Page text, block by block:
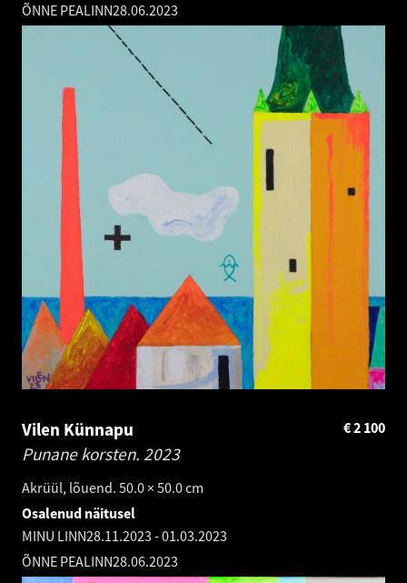
ÕNNE PEALINN28.06.2023
Vilen Künnapu
Punane korsten. 2023
Akrüül, lõuend. 50.0 × 50.0 cm
2 100
€
Osalenud näitusel
MINU LINN28.11.2023 -01.03.2023
ÕNNE PEALINN28.06.2023